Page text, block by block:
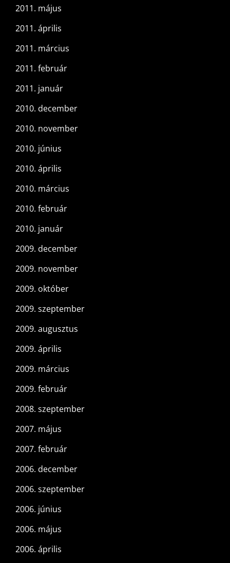
2011. május
2011. április
2011. március
2011. február
2011. január
2010. december
2010. november
2010. június
2010. április
2010. március
2010. február
2010. január
2009. december
2009. november
2009. október
2009. szeptember
2009. augusztus
2009. április
2009. március
2009. február
2008. szeptember
2007. május
2007. február
2006. december
2006. szeptember
2006. június
2006. május
2006. április